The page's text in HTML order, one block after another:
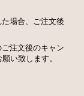
場合、ご注文後
注文後のキャン
い致します。